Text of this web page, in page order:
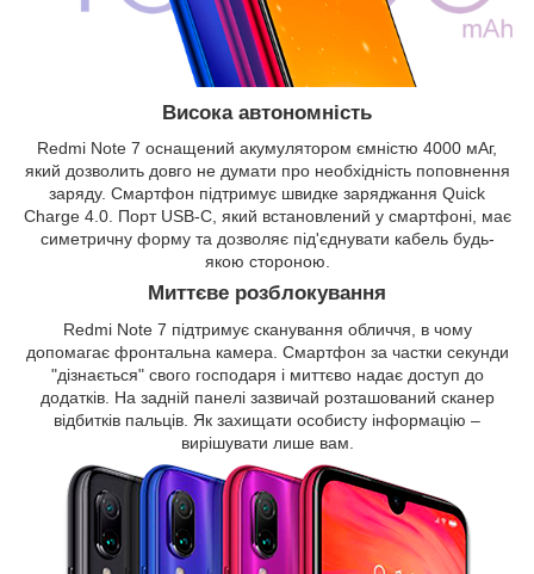
Висока автономність
Redmi Note 7 оснащений акумулятором ємністю 4000 мАг,
який дозволить довго не думати про необхідність поповнення
заряду. Смартфон підтримує швидке заряджання Quick
Charge 4.0. Порт USB-C, який встановлений у смартфоні, має
симетричну форму та дозволяє під'єднувати кабель будь-
якою стороною.
Миттєве розблокування
Redmi Note 7 підтримує сканування обличчя, в чому
допомагає фронтальна камера. Смартфон за частки секунди
"дізнається" свого господаря і миттєво надає доступ до
додатків. На задній панелі зазвичай розташований сканер
відбитків пальців. Як захищати особисту інформацію –
вирішувати лише вам.